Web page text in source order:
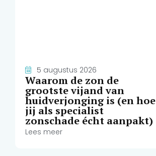
5 augustus 2026
Waarom de zon de
grootste vijand van
huidverjonging is (en hoe
jij als specialist
zonschade écht aanpakt)
Lees meer